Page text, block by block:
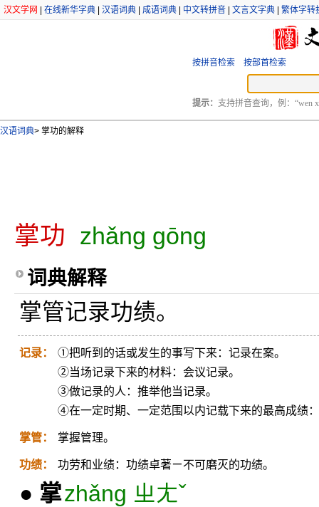
汉文学网 在线新华字典 汉语词典 成语词典 中文转拼音 文言文字典 繁体字转
按拼音检索 按部首检索
提示： 支持拼音查询，例：“wen
汉语词典> 掌功的解释
掌功 zhǎng gōng
词典解释
掌管记录功绩。
记录：
①把听到的话或发生的事写下来：记录在案。
②当场记录下来的材料：会议记录。
③做记录的人：推举他当记录。
④在一定时期、一定范围以内记载下来的最高成绩
掌管： 掌握管理。
功绩： 功劳和业绩：功绩卓著ㄧ不可磨灭的功绩。
● 掌zhǎng ㄓㄤˇ